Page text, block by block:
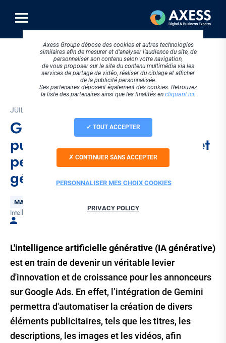
contenu
principal
JUILLET 2024
Google Ads : vers une
publicité plus performante et
personnalisée grâce à l’IA
générative
Thématique
MARKETING DIGITAL
Tags
Intelligence artificielle
L'intelligence artificielle générative (IA générative)
est en train de devenir un véritable levier
d'innovation et de croissance pour les annonceurs
sur Google Ads. En effet, l’intégration de Gemini
permettra d'automatiser la création de divers
éléments publicitaires, tels que les titres, les
descriptions, les images et les vidéos, afin
Axess Groupe dépose des cookies et autres technologies
similaires afin de mesurer et d’analyser l’audience du site, de
personnaliser son contenu selon votre navigation,
de vous proposer sur le site du contenu multimédia via les
services de partage de vidéo, réaliser du ciblage et afficher
de la publicité personnalisée.
Ses partenaires déposent également des cookies. Retrouvez
la liste des partenaires ainsi que les finalités en cliquant ici.
TOUT ACCEPTER
CONTINUER SANS ACCEPTER
PERSONNALISER MES CHOIX COOKIES
PRIVACY POLICY